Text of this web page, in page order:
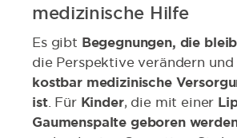
medizinische Hilfe
Es gibt Begegnungen, die
die Perspektive verändern
kostbar medizinische
ist. Für Kinder, die mit einer
Gaumenspalte geboren